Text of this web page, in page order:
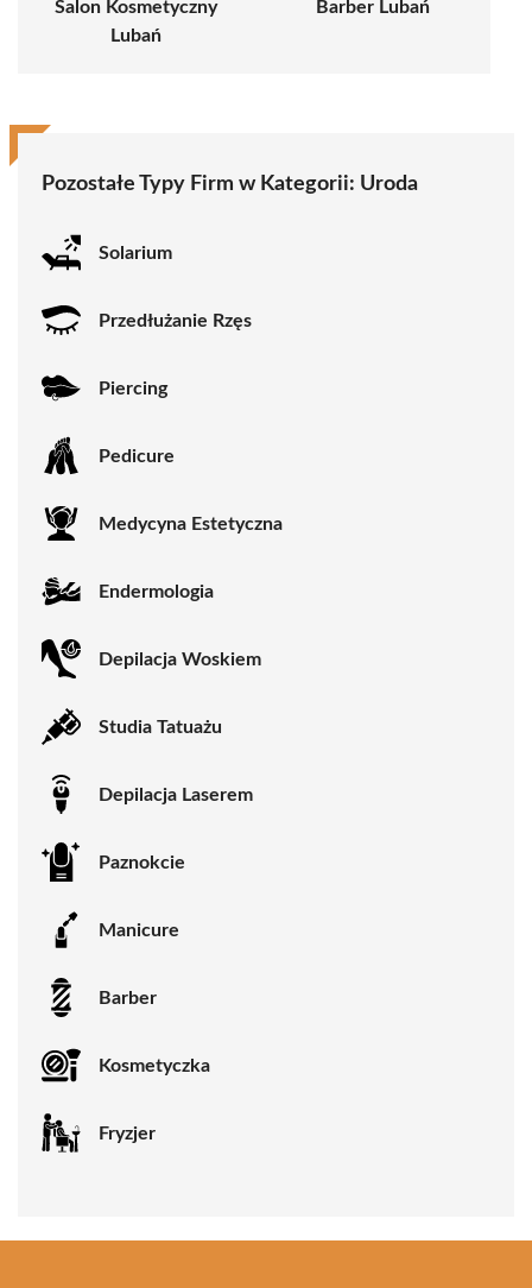
Salon Kosmetyczny
Lubań
Barber Lubań
Pozostałe Typy Firm w Kategorii: Uroda
Solarium
Przedłużanie Rzęs
Piercing
Pedicure
Medycyna Estetyczna
Endermologia
Depilacja Woskiem
Studia Tatuażu
Depilacja Laserem
Paznokcie
Manicure
Barber
Kosmetyczka
Fryzjer